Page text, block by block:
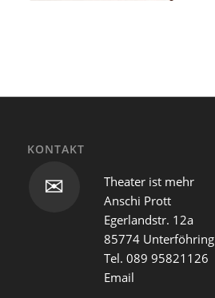
KONTAKT
✉
Theater ist mehr
Anschi Prott
Egerlandstr. 12a
85774 Unterföhring
Tel. 089 95821126
Email